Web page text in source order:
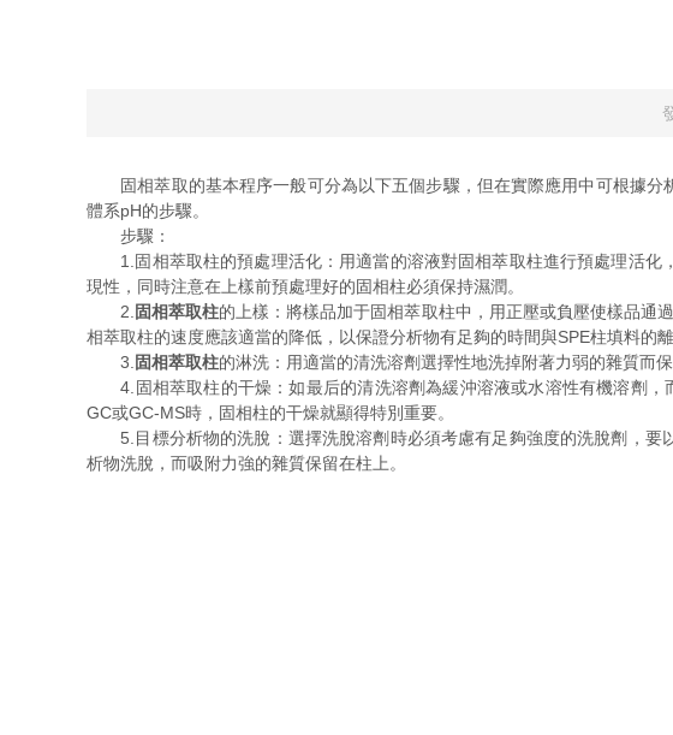
固相萃取的基本程序一般可分為以下五個步驟，但在實際應用中可根據分
體系pH的步驟。
步驟：
1.固相萃取柱的預處理活化：用適當的溶液對固相萃取柱進行預處理活化
現性，同時注意在上樣前預處理好的固相柱必須保持濕潤。
2. 固相萃取柱的上樣：將樣品加于固相萃取柱中，用正壓或負壓使樣品通
相萃取柱的速度應該適當的降低，以保證分析物有足夠的時間與SPE柱填料的
3. 固相萃取柱的淋洗：用適當的清洗溶劑選擇性地洗掉附著力弱的雜質而
4.固相萃取柱的干燥：如最后的清洗溶劑為緩沖溶液或水溶性有機溶劑，
GC或GC-MS時，固相柱的干燥就顯得特別重要。
5.目標分析物的洗脫：選擇洗脫溶劑時必須考慮有足夠強度的洗脫劑，要
析物洗脫，而吸附力強的雜質保留在柱上。